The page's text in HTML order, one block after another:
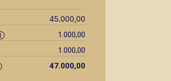
45.000,00
1.000,00
1.000,00
47.000,00